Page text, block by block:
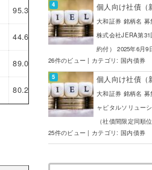
95.38％ 4.30 100USD 以上
44.60％ 3.86 100USD 以
89.02％ 3.64 100USD 以上
80.27％ 3.62 100USD 以
個人向け社債（
大和証券 銘柄名
株式会社JERA第
約付） 2025年6月9
26件のビュー | カテゴリ: 国内債券
個人向け社債（
大和証券 銘柄名
ャピタルソリュー
（社債間限定同順
25件のビュー | カテゴリ: 国内債券